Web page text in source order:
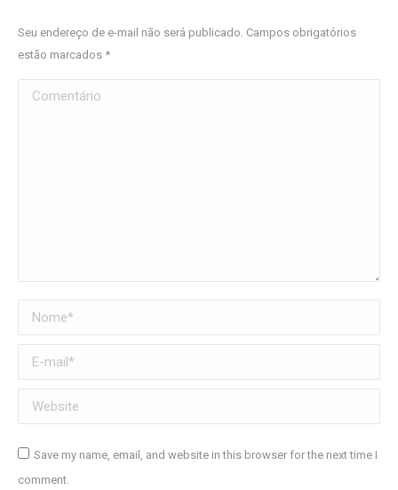
Seu endereço de e-mail não será publicado. Campos obrigatórios
estão marcados *
Comentário
Nome *
E-mail *
Website
Save my name, email, and website in this browser for the next time I
comment.